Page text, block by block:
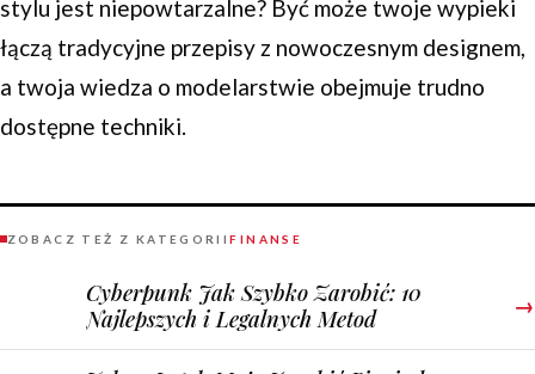
stylu jest niepowtarzalne? Być może twoje wypieki
łączą tradycyjne przepisy z nowoczesnym designem,
a twoja wiedza o modelarstwie obejmuje trudno
dostępne techniki.
ZOBACZ TEŻ Z KATEGORIIFINANSE
Cyberpunk Jak Szybko Zarobić: 10
Najlepszych i Legalnych Metod
→